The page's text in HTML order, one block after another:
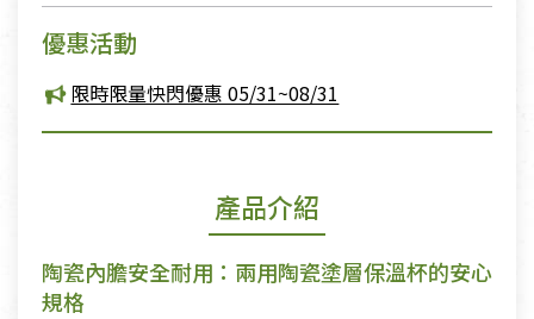
優惠活動
限時限量快閃優惠 05/31~08/31
產品介紹
陶瓷內膽安全耐用：兩用陶瓷塗層保溫杯的安心
規格